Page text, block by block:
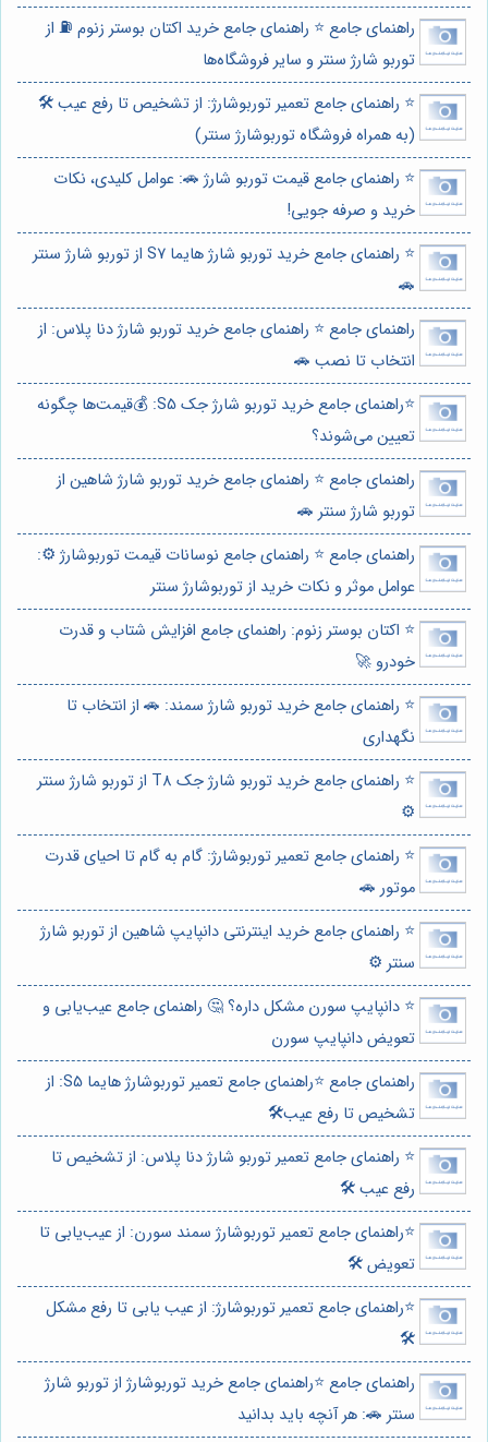
راهنمای جامع ⭐️ راهنمای جامع خرید اکتان بوستر زنوم ⛽️ از
توربو شارژ سنتر و سایر فروشگاه‌ها
⭐️ راهنمای جامع تعمیر توربوشارژ: از تشخیص تا رفع عیب 🛠️
(به همراه فروشگاه توربوشارژ سنتر)
⭐️ راهنمای جامع قیمت توربو شارژ 🚗: عوامل کلیدی، نکات
خرید و صرفه جویی!
⭐️ راهنمای جامع خرید توربو شارژ هایما S7 از توربو شارژ سنتر
🚗
راهنمای جامع ⭐️ راهنمای جامع خرید توربو شارژ دنا پلاس: از
انتخاب تا نصب 🚗
⭐️راهنمای جامع خرید توربو شارژ جک S5: 💰قیمت‌ها چگونه
تعیین می‌شوند؟
راهنمای جامع ⭐️ راهنمای جامع خرید توربو شارژ شاهین از
توربو شارژ سنتر 🚗
راهنمای جامع ⭐️ راهنمای جامع نوسانات قیمت توربوشارژ ⚙️:
عوامل موثر و نکات خرید از توربوشارژ سنتر
⭐️ اکتان بوستر زنوم: راهنمای جامع افزایش شتاب و قدرت
خودرو 🚀
⭐️ راهنمای جامع خرید توربو شارژ سمند: 🚗 از انتخاب تا
نگهداری
⭐️ راهنمای جامع خرید توربو شارژ جک T8 از توربو شارژ سنتر
⚙️
⭐️ راهنمای جامع تعمیر توربوشارژ: گام به گام تا احیای قدرت
موتور 🚗
⭐️ راهنمای جامع خرید اینترنتی دانپایپ شاهین از توربو شارژ
سنتر ⚙️
⭐️ دانپایپ سورن مشکل داره؟ 🤔 راهنمای جامع عیب‌یابی و
تعویض دانپایپ سورن
راهنمای جامع ⭐️راهنمای جامع تعمیر توربوشارژ هایما S5: از
تشخیص تا رفع عیب🛠️
⭐️ راهنمای جامع تعمیر توربو شارژ دنا پلاس: از تشخیص تا
رفع عیب 🛠️
⭐️راهنمای جامع تعمیر توربوشارژ سمند سورن: از عیب‌یابی تا
تعویض 🛠️
⭐️راهنمای جامع تعمیر توربوشارژ: از عیب یابی تا رفع مشکل
🛠️
راهنمای جامع ⭐️راهنمای جامع خرید توربوشارژ از توربو شارژ
سنتر 🚗: هر آنچه باید بدانید